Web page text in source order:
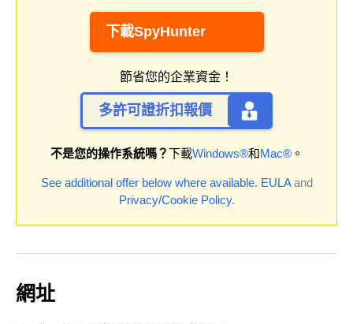
下載SpyHunter
節省您的企業資金！
多許可證折扣報價
不是您的操作系統嗎？下載Windows®和Mac®。
See additional offer below where available. EULAand
Privacy/Cookie Policy.
網址